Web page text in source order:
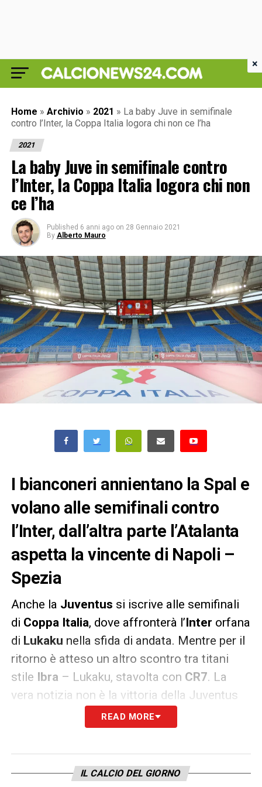
Home » Archivio » 2021 » La baby Juve in semifinale
contro l’Inter, la Coppa Italia logora chi non ce l’ha
2021
La baby Juve in semifinale contro
l’Inter, la Coppa Italia logora chi non
ce l’ha
Published 6 anni ago on 28 Gennaio 2021
By Alberto Mauro
I bianconeri annientano la Spal e
volano alle semifinali contro
l’Inter, dall’altra parte l’Atalanta
aspetta la vincente di Napoli –
Spezia
Anche la Juventus si iscrive alle semifinali
di Coppa Italia, dove affronterà l’ Inter orfana
di Lukaku nella sfida di andata. Mentre per il
ritorno è atteso un altro scontro tra titani
stile
Ibra – Lukaku, stavolta con CR7. La
vera notizia non è la vittoria della Juventus
, ma come è arrivata: senza
Cristiano e con un’età media della linea
del ricambio generazionale. La Juve, però,
READ MORE
IL CALCIO DEL GIORNO
×